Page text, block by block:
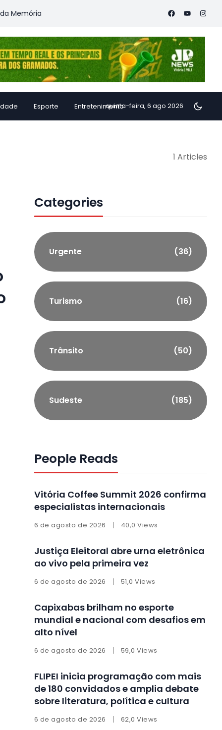
Vitória Coffee Summit 2026 confirma
Esporte Entretenimentoquinta-feira, 6 ago 2026
1 Articles
Categories
Urgente (36)
Turismo (16)
Trânsito (50)
Sudeste (185)
People Reads
Vitória Coffee Summit 2026 confirma
especialistas internacionais
6 de agosto de 2026 40,0 Views
Justiça Eleitoral abre urna eletrônica
ao vivo pela primeira vez
6 de agosto de 2026 51,0 Views
Capixabas brilham no esporte
mundial e nacional com desafios em
alto nível
6 de agosto de 2026 59,0 Views
FLIPEI inicia programação com mais
de 180 convidados e amplia debate
sobre literatura, política e cultura
6 de agosto de 2026 62,0 Views